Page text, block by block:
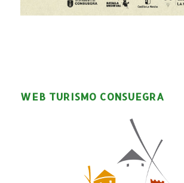
WEB TURISMO CONSUEGRA